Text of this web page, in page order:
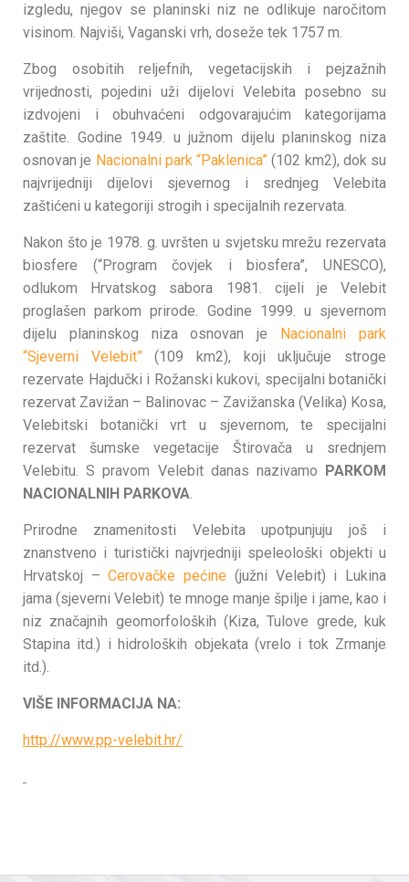
izgledu, njegov se planinski niz ne odlikuje naročitom
visinom. Najviši, Vaganski vrh, doseže tek 1757 m.
Zbog osobitih reljefnih, vegetacijskih i pejzažnih
vrijednosti, pojedini uži dijelovi Velebita posebno su
izdvojeni i obuhvaćeni odgovarajućim kategorijama
zaštite. Godine 1949. u južnom dijelu planinskog niza
osnovan je Nacionalni park “Paklenica” (102 km2), dok su
najvrijedniji dijelovi sjevernog i srednjeg Velebita
zaštićeni u kategoriji strogih i specijalnih rezervata.
Nakon što je 1978. g. uvršten u svjetsku mrežu rezervata
biosfere (“Program čovjek i biosfera”, UNESCO),
odlukom Hrvatskog sabora 1981. cijeli je Velebit
proglašen parkom prirode. Godine 1999. u sjevernom
dijelu planinskog niza osnovan je
Nacionalni park
“Sjeverni Velebit”(109 km2), koji uključuje stroge
rezervate Hajdučki i Rožanski kukovi, specijalni botanički
rezervat Zavižan – Balinovac – Zavižanska (Velika) Kosa,
Velebitski botanički vrt u sjevernom, te specijalni
rezervat šumske vegetacije Štirovača u srednjem
Velebitu. S pravom Velebit danas nazivamo
PARKOM
NACIONALNIH PARKOVA.
Prirodne znamenitosti Velebita upotpunjuju još i
znanstveno i turistički najvrjedniji speleološki objekti u
Hrvatskoj –Cerovačke pećine (južni Velebit) i Lukina
jama (sjeverni Velebit) te mnoge manje špilje i jame, kao i
niz značajnih geomorfoloških (Kiza, Tulove grede, kuk
Stapina itd.) i hidroloških objekata (vrelo i tok Zrmanje
itd.).
VIŠE INFORMACIJA NA:
http://www.pp-velebit.hr/